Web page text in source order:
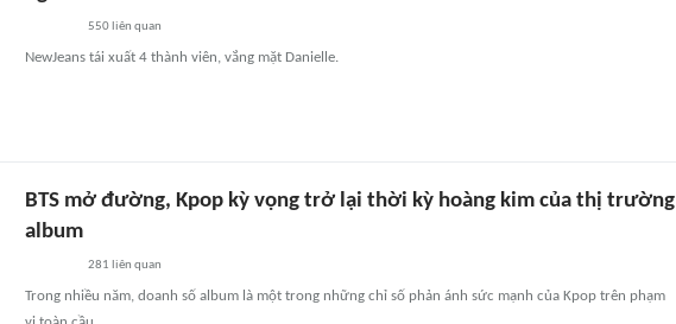
550liên quan
NewJeans tái xuất 4 thành viên, vắng mặt Danielle.
BTS mở đường, Kpop kỳ vọng trở lại thời kỳ hoàng kim của thị trường
album
281 liên quan
Trong nhiều năm, doanh số album là một trong những chỉ số phản ánh sức mạnh của Kpop trên phạm